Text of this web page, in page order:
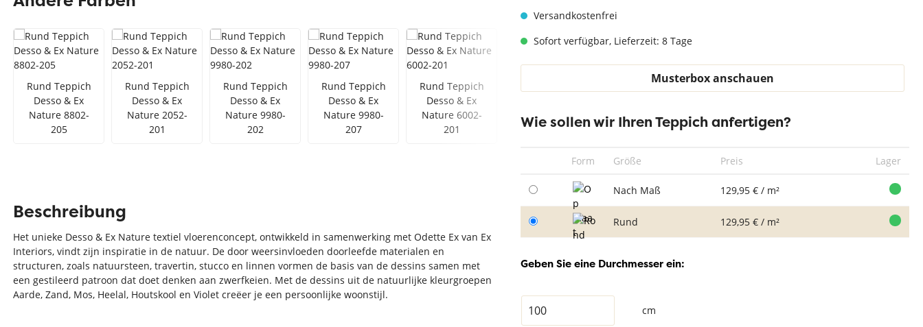
Teppich Rot Teppich Taupe
Zur Kategorie Teppich Farben
Zur Kategorie Teppich Sorten
Versandkostenfrei
Sofort verfügbar, Lieferzeit: 8 Tage
Musterbox anschauen
Wie sollen wir Ihren Teppich anfertigen?
Form Größe Preis Lager
Nach Maß 129,95 € / m²
Rund 129,95 € / m²
Geben Sie eine Durchmesser ein:
cm
Rund Teppich
Desso & Ex
Nature 8802-
205
Rund Teppich
Desso & Ex
Nature 2052-
201
Rund Teppich
Desso & Ex
Nature 9980-
202
Rund Teppich
Desso & Ex
Nature 9980-
207
Rund Teppich
Desso & Ex
Nature 6002-
201
Nature 9980-
205
Rund Teppich
Nature 7852-
203
Rund Teppich
Nature 2052-
202
Beschreibung
Het unieke Desso & Ex Nature textiel vloerenconcept, ontwikkeld in samenwerking met Odette Ex van Ex
Interiors, vindt zijn inspiratie in de natuur. De door weersinvloeden doorleefde materialen en
structuren, zoals natuursteen, travertin, stucco en linnen vormen de basis van de dessins samen met
een gestileerd patroon dat doet denken aan zwerfkeien. Met de dessins uit de natuurlijke kleurgroepen
Aarde, Zand, Mos, Heelal, Houtskool en Violet creëer je een persoonlijke woonstijl.